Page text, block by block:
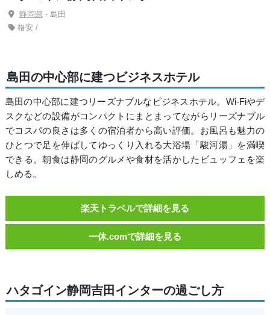
静岡県- 島田
格安 /
島田の中心部に建つビジネスホテル
島田の中心部に建つリーズナブルなビジネスホテル。Wi-Fiやデ
スクなどの設備がコンパクトにまとまってながらリーズナブル
でコスパの良さは多くの宿泊者から高い評価。お風呂も魅力の
ひとつで足を伸ばしてゆっくり入れる大浴場「駿河湯」を満喫
できる。朝食は静岡のグルメや食材を活かしたビュッフェを楽
しめる。
楽天トラベルで詳細を見る
一休.comで詳細を見る
ハタゴイン静岡吉田インターの過ごし方